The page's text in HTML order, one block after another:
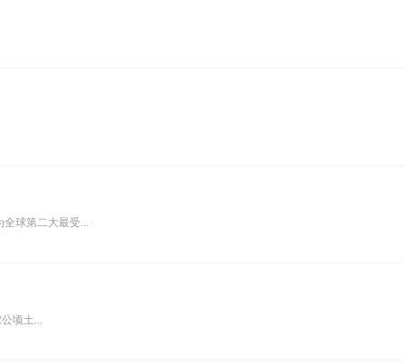
球第二大最受...
顷土...